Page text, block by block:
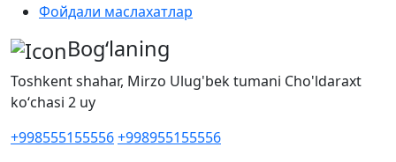
Фойдали маслахатлар
Bog‘laning
Toshkent shahar, Mirzo Ulug'bek tumani Cho'ldaraxt
koʻchasi 2 uy
+998555155556+998955155556